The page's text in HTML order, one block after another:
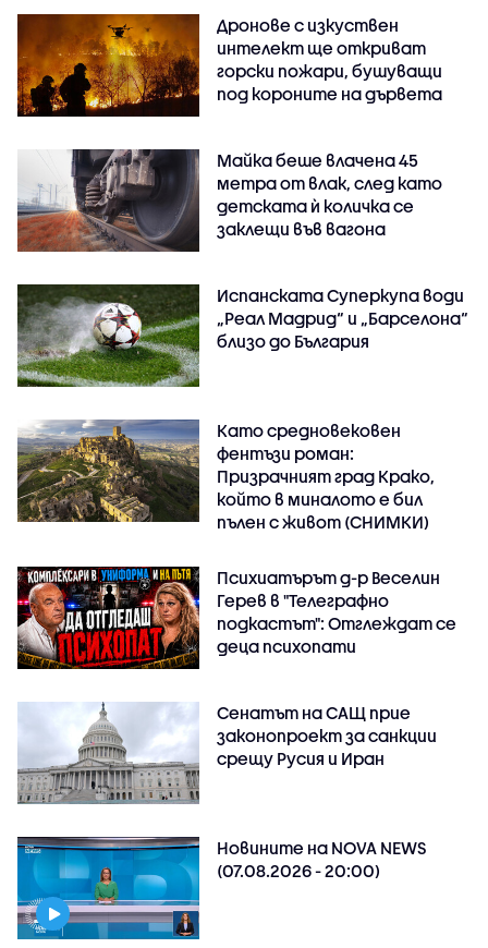
Дронове с изкуствен
интелект ще откриват
горски пожари, бушуващи
под короните на дървета
Майка беше влачена 45
метра от влак, след като
детската ѝ количка се
заклещи във вагона
Испанската Суперкупа води
„Реал Мадрид“ и „Барселона“
близо до България
Като средновековен
фентъзи роман:
Призрачният град Крако,
който в миналото е бил
пълен с живот (СНИМКИ)
Психиатърът д-р Веселин
Герев в "Телеграфно
подкастът": Отглеждат се
деца психопати
Сенатът на САЩ прие
законопроект за санкции
срещу Русия и Иран
Новините на NOVA NEWS
(07.08.2026 - 20:00)